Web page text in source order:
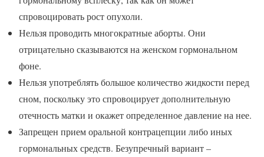
спровоцировать рост опухоли.
Нельзя проводить многократные аборты. Они
отрицательно сказываются на женском гормональном
фоне.
Нельзя употреблять большое количество жидкости перед
сном, поскольку это спровоцирует дополнительную
отечность матки и окажет определенное давление на нее.
Запрещен прием оральной контрацепции либо иных
гормональных средств. Безупречный вариант –